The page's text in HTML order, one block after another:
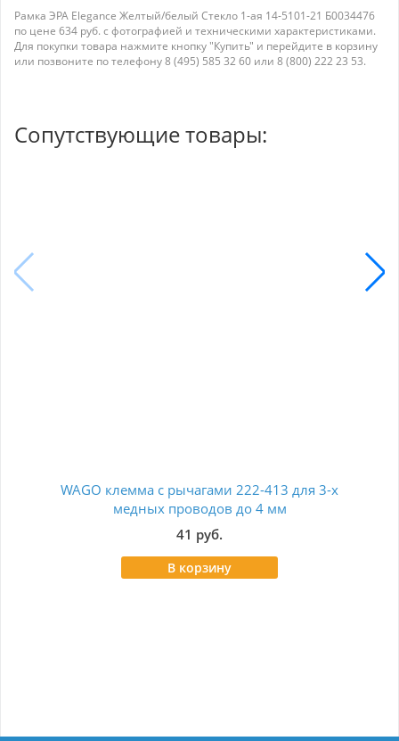
Рамка ЭРА Elegance Желтый/белый Стекло 1-ая 14-5101-21 Б0034476
по цене 634 руб. с фотографией и техническими характеристиками.
Для покупки товара нажмите кнопку "Купить" и перейдите в корзину
или позвоните по телефону 8 (495) 585 32 60 или 8 (800) 222 23 53.
Сопутствующие товары:
WAGO клемма с рычагами 222-413 для 3-х
медных проводов до 4 мм
41 руб.
В корзину